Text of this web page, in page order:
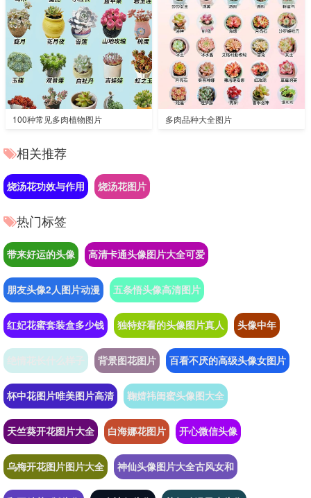
100种常见多肉植物图片 多肉品种大全图片
相关推荐
烧汤花功效与作用 烧汤花图片
热门标签
带来好运的头像 高清卡通头像图片大全可爱
朋友头像2人图片动漫 五条悟头像高清图片
红妃花蜜套装盒多少钱 独特好看的头像图片真人 头像中年
绝情花长什么样子 背景图花图片 百看不厌的高级头像女图片
杯中花图片唯美图片高清 鞠婧祎闺蜜头像图大全
天竺葵开花图片大全 白海娜花图片 开心微信头像
乌梅开花图片图片大全 神仙头像图片大全古风女和